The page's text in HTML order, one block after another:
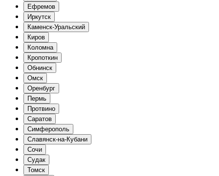
Ефремов
Иркутск
Каменск-Уральский
Киров
Коломна
Кропоткин
Обнинск
Омск
Оренбург
Пермь
Протвино
Саратов
Симферополь
Славянск-на-Кубани
Сочи
Судак
Томск